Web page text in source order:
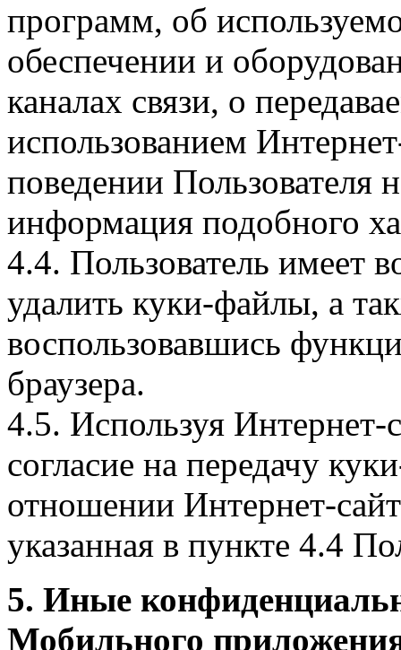
программ, об
обеспечении и
каналах связи, о
использованием
поведении Пользователя
информация подобного
4.4. Пользователь имеет
удалить куки-файлы, а
воспользовавшись
браузера.
4.5. Используя Интернет-
согласие на передачу
отношении Интернет-
указанная в пункте 4.4
5. Иные
Мобильного